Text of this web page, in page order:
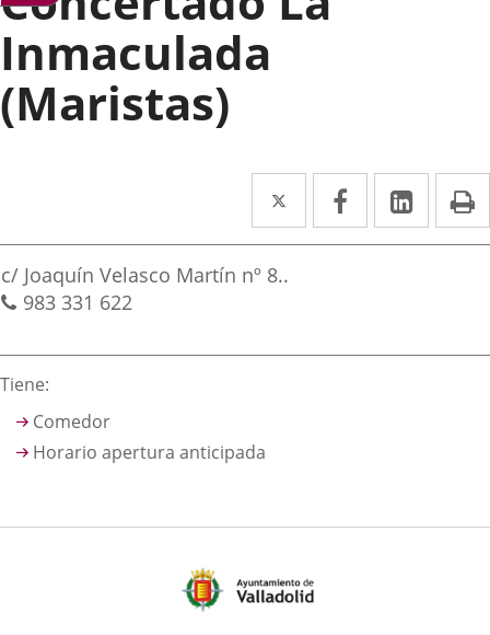
Inmaculada
(Maristas)
Twitter
Enlace
a
Facebook
Enlace
a
Enlace
a
Dirección
postal
c/ Joaquín Velasco Martín nº 8..
Teléfonos
983 331 622
Descripción
Tiene:
Comedor
Horario apertura anticipada